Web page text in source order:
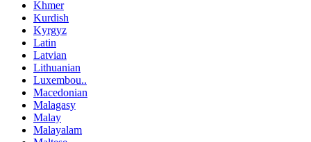
Khmer
Kurdish
Kyrgyz
Latin
Latvian
Lithuanian
Luxembou..
Macedonian
Malagasy
Malay
Malayalam